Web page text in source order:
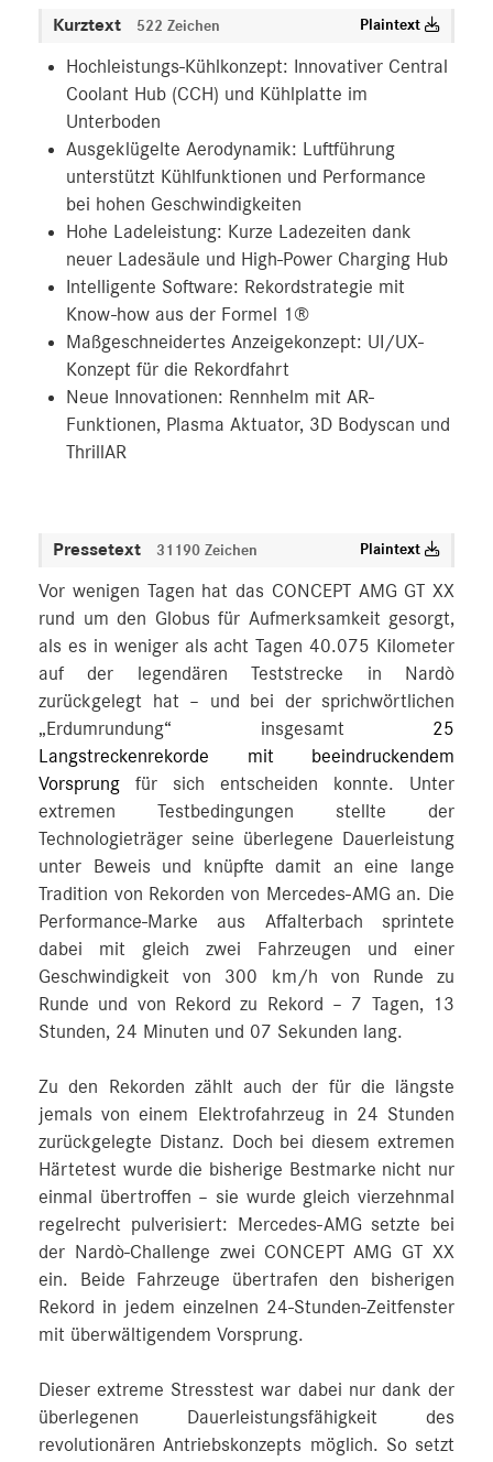
Kurztext 522 Zeichen Plaintext
Hochleistungs-Kühlkonzept: Innovativer Central
Coolant Hub (CCH) und Kühlplatte im
Unterboden
Ausgeklügelte Aerodynamik: Luftführung
unterstützt Kühlfunktionen und Performance
bei hohen Geschwindigkeiten
Hohe Ladeleistung: Kurze Ladezeiten dank
neuer Ladesäule und High-Power Charging Hub
Intelligente Software: Rekordstrategie mit
Know-how aus der Formel 1®
Maßgeschneidertes Anzeigekonzept: UI/UX-
Konzept für die Rekordfahrt
Neue Innovationen: Rennhelm mit AR-
Funktionen, Plasma Aktuator, 3D Bodyscan und
ThrillAR
Pressetext 31190 Zeichen Plaintext
Vor wenigen Tagen hat das CONCEPT AMG GT XX
rund um den Globus für Aufmerksamkeit gesorgt,
als es in weniger als acht Tagen 40.075 Kilometer
auf der legendären Teststrecke in Nardò
zurückgelegt hat – und bei der sprichwörtlichen
„Erdumrundung“ insgesamt 25
Langstreckenrekorde mit beeindruckendem
Vorsprung für sich entscheiden konnte. Unter
extremen Testbedingungen stellte der
Technologieträger seine überlegene Dauerleistung
unter Beweis und knüpfte damit an eine lange
Tradition von Rekorden von Mercedes‑AMG an. Die
Performance-Marke aus Affalterbach sprintete
dabei mit gleich zwei Fahrzeugen und einer
Geschwindigkeit von 300 km/h von Runde zu
Runde und von Rekord zu Rekord – 7 Tagen, 13
Stunden, 24 Minuten und 07 Sekunden lang.
Zu den Rekorden zählt auch der für die längste
jemals von einem Elektrofahrzeug in 24 Stunden
zurückgelegte Distanz. Doch bei diesem extremen
Härtetest wurde die bisherige Bestmarke nicht nur
einmal übertroffen – sie wurde gleich vierzehnmal
regelrecht pulverisiert: Mercedes‑AMG setzte bei
der Nardò-Challenge zwei CONCEPT AMG GT XX
ein. Beide Fahrzeuge übertrafen den bisherigen
Rekord in jedem einzelnen 24-Stunden-Zeitfenster
mit überwältigendem Vorsprung.
Dieser extreme Stresstest war dabei nur dank der
überlegenen Dauerleistungsfähigkeit des
revolutionären Antriebskonzepts möglich. So setzt